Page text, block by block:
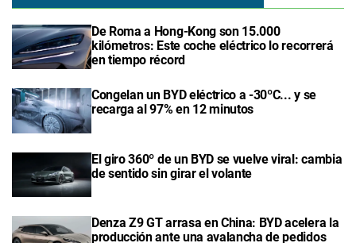
De Roma a Hong-Kong son 15.000
kilómetros: Este coche eléctrico lo recorrerá
en tiempo récord
Congelan un BYD eléctrico a -30ºC... y se
recarga al 97% en 12 minutos
El giro 360º de un BYD se vuelve viral: cambia
de sentido sin girar el volante
Denza Z9 GT arrasa en China: BYD acelera la
producción ante una avalancha de pedidos